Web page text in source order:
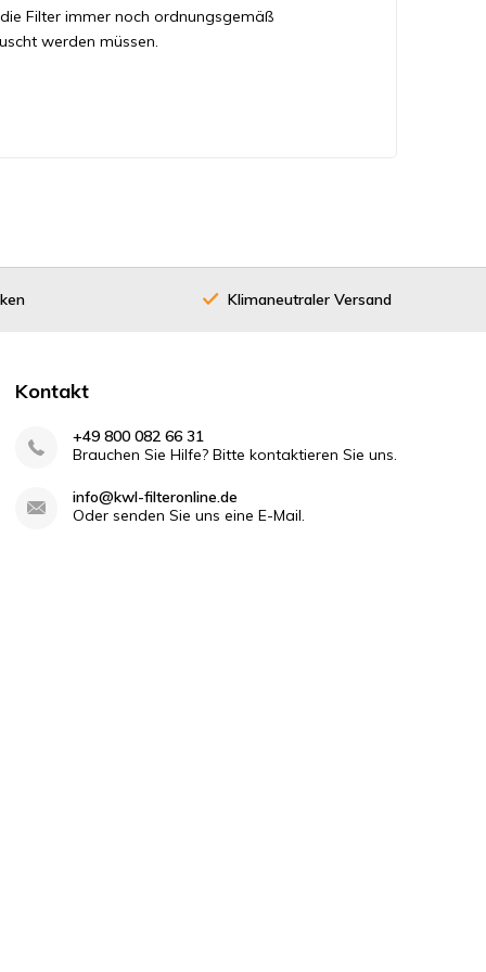
Filter immer noch ordnungsgemäß
werden müssen.
schnell!
Sie wählen, welche DomoAir Filter Sie
berechnet. Der Mengenrabatt bei KWL-
desto höher ist Ihr Rabatt. Sie können daher
wann Ihre DomoAir Filter ausgetauscht
Sie nicht uns zu kontaktieren. Sie erreichen
Mail. Es gibt auch ein Kontaktformular auf
So wird die Bestellung zum Kinderspiel.
Klimaneutraler Versand
Kontakt
+49 800 082 66 31
Brauchen Sie Hilfe? Bitte kontaktieren Sie uns.
info@kwl-filteronline.de
Oder senden Sie uns eine E-Mail.